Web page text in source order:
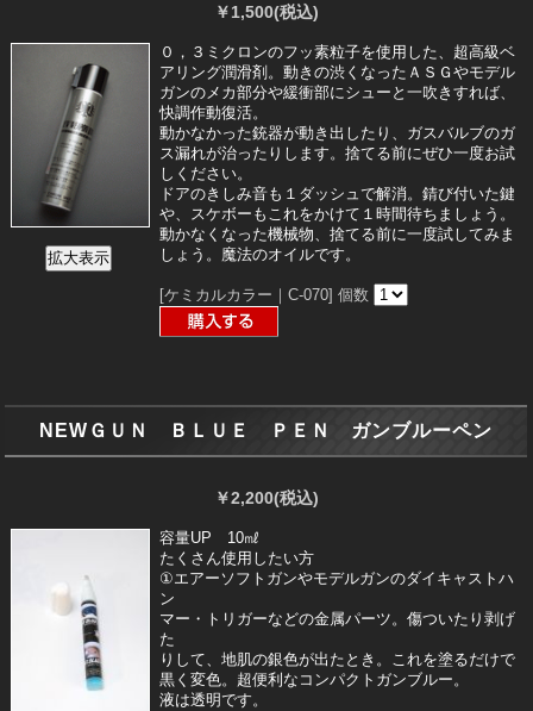
￥1,500(税込)
０，３ミクロンのフッ素粒子を使用した、超高級ベ
アリング潤滑剤。動きの渋くなったＡＳＧやモデル
ガンのメカ部分や緩衝部にシューと一吹きすれば、
快調作動復活。
動かなかった銃器が動き出したり、ガスバルブのガ
ス漏れが治ったりします。捨てる前にぜひ一度お試
しください。
ドアのきしみ音も１ダッシュで解消。錆び付いた鍵
や、スケボーもこれをかけて１時間待ちましょう。
動かなくなった機械物、捨てる前に一度試してみま
しょう。魔法のオイルです。
[ケミカルカラー｜C-070] 個数
NEWＧＵＮ ＢＬＵＥ ＰＥＮ ガンブルーペン
￥2,200(税込)
容量UP 10㎖
たくさん使用したい方
①エアーソフトガンやモデルガンのダイキャストハ
ン
マー・トリガーなどの金属パーツ。傷ついたり剥げ
た
りして、地肌の銀色が出たとき。これを塗るだけで
黒く変色。超便利なコンパクトガンブルー。
液は透明です。